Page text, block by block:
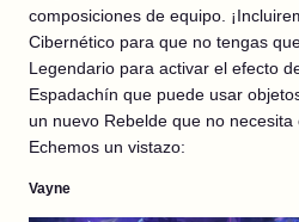
composiciones de equipo.
Cibernético para que no tengas
Legendario para activar el efecto
Espadachín que puede usar
un nuevo Rebelde que no
Echemos un vistazo:
Vayne